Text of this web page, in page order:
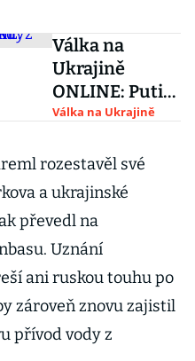
Válka na
Ukrajině
ONLINE: Putin
cítí
když svět váhá
zvýšit tlak,
míní Zelenskyj
Válka na Ukrajině
rozestavěl své
a ukrajinské
převedl na
Uznání
ani ruskou touhu po
zároveň znovu zajistil
přívod vody z